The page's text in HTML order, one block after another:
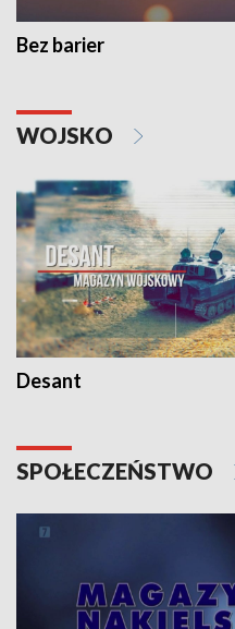
Bez barier
WOJSKO
Desant
SPOŁECZEŃSTWO